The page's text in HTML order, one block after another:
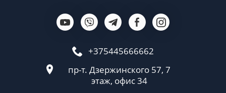
+375445666662
пр-т. Дзержинского 57, 7
этаж, офис 34